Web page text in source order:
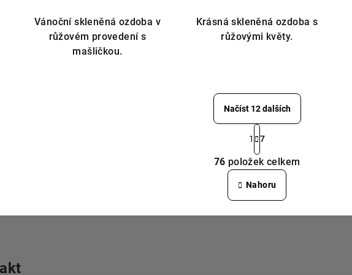
Vánoční skleněná ozdoba v
růžovém provedení s
mašličkou.
Krásná skleněná ozdoba s
růžovými květy.
O
v
l
á
Načíst 12 dalších
S
t
r
á
n
k
o
1 7
76 položek celkem
Nahoru